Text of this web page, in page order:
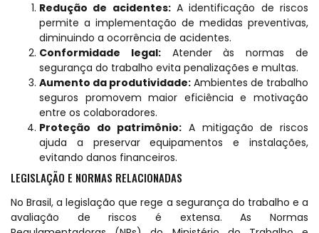
Redução de acidentes:A identificação de riscos
permite a implementação de medidas preventivas,
diminuindo a ocorrência de acidentes.
Conformidade legal:Atender às normas de
segurança do trabalho evita penalizações e multas.
Aumento da produtividade: Ambientes de trabalho
seguros promovem maior eficiência e motivação
entre os colaboradores.
Proteção do patrimônio: A mitigação de riscos
ajuda a preservar equipamentos e instalações,
evitando danos financeiros.
LEGISLAÇÃO E NORMAS RELACIONADAS
No Brasil, a legislação que rege a segurança do trabalho e a
avaliação de riscos é extensa. As Normas